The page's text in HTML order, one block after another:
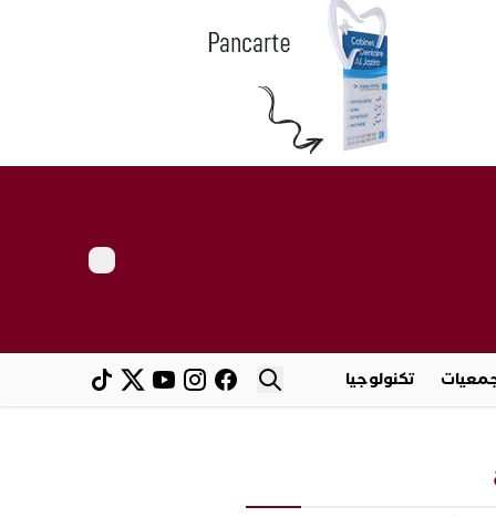
تكنولوجيا